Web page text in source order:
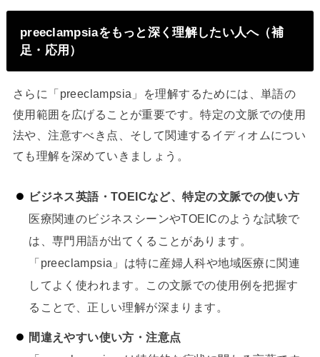
preeclampsiaをもっと深く理解したい人へ（補
足・応用）
さらに「preeclampsia」を理解するためには、単語の
使用範囲を広げることが重要です。特定の文脈での使用
法や、注意すべき点、そして関連するイディオムについ
ても理解を深めていきましょう。
ビジネス英語・TOEICなど、特定の文脈での使い方
医療関連のビジネスシーンやTOEICのような試験で
は、専門用語が出てくることがあります。
「preeclampsia」は特に産婦人科や地域医療に関連
してよく使われます。この文脈での使用例を把握す
ることで、正しい理解が深まります。
間違えやすい使い方・注意点